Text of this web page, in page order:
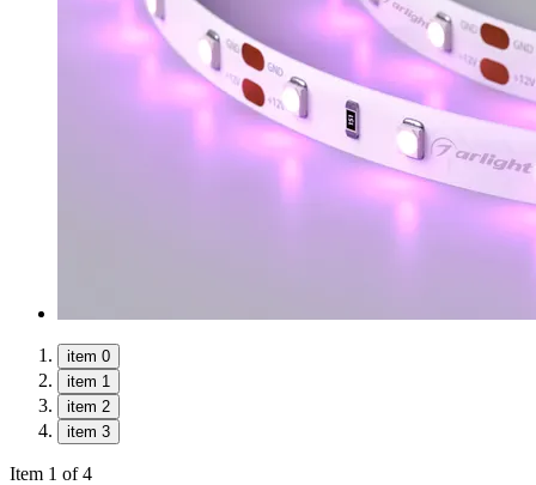
item 0
item 1
item 2
item 3
Item 1 of 4